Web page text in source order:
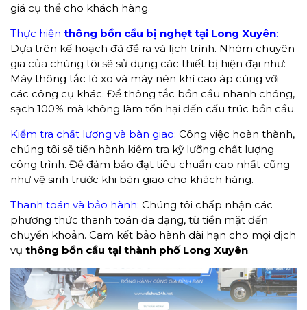
giá cụ thể cho khách hàng.
Thực hiện thông bồn cầu bị nghẹt tại Long Xuyên:
Dựa trên kế hoạch đã đề ra và lịch trình. Nhóm chuyên
gia của chúng tôi sẽ sử dụng các thiết bị hiện đại như:
Máy thông tắc lò xo và máy nén khí cao áp cùng với
các công cụ khác. Để thông tắc bồn cầu nhanh chóng,
sạch 100% mà không làm tổn hại đến cấu trúc bồn cầu.
Kiểm tra chất lượng và bàn giao: Công việc hoàn thành,
chúng tôi sẽ tiến hành kiểm tra kỹ lưỡng chất lượng
công trình. Để đảm bảo đạt tiêu chuẩn cao nhất cũng
như vệ sinh trước khi bàn giao cho khách hàng.
Thanh toán và bảo hành: Chúng tôi chấp nhận các
phương thức thanh toán đa dạng, từ tiền mặt đến
chuyển khoản. Cam kết bảo hành dài hạn cho mọi dịch
vụ thông bồn cầu tại thành phố Long Xuyên.